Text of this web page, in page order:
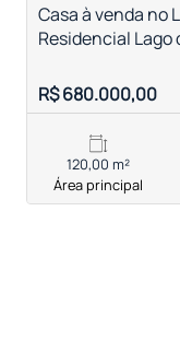
Casa à venda no
Residencial Lago
R$ 680.000,00
120,00 m²
Área principal